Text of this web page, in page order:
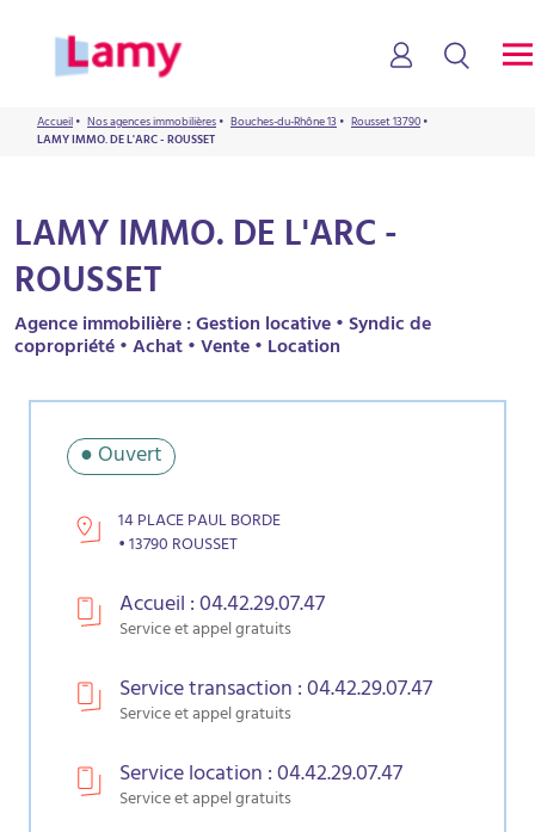
Accueil• Nos agences immobilières• Bouches-du-Rhône 13• Rousset 13790•
LAMY IMMO. DE L'ARC - ROUSSET
LAMY IMMO. DE L'ARC -
ROUSSET
Agence immobilière : Gestion locative • Syndic de
copropriété • Achat • Vente • Location
● Ouvert
14 PLACE PAUL BORDE
• 13790 ROUSSET
Accueil : 04.42.29.07.47
Service et appel gratuits
Service transaction : 04.42.29.07.47
Service et appel gratuits
Service location : 04.42.29.07.47
Service et appel gratuits